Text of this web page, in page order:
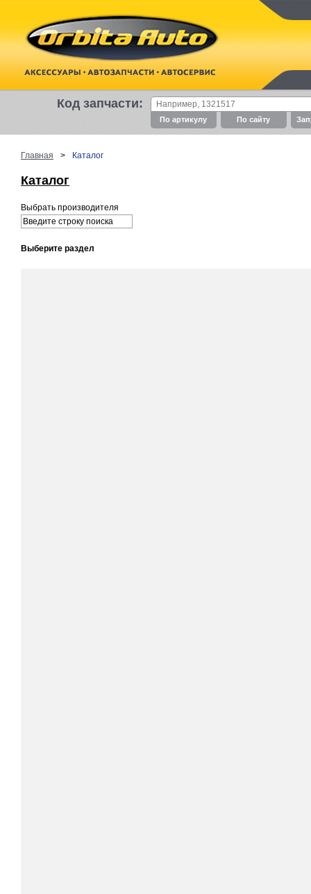
Код запчасти:
По артикулу По cайту
Главная > Каталог
Каталог
Выбрать производителя
Выберите раздел